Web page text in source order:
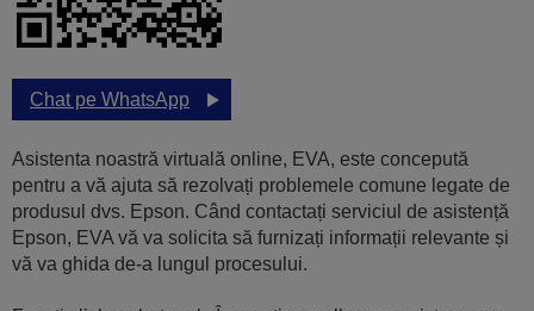
Chat pe WhatsApp
Asistenta noastră virtuală online, EVA, este concepută
pentru a vă ajuta să rezolvați problemele comune legate de
produsul dvs. Epson. Când contactați serviciul de asistență
Epson, EVA vă va solicita să furnizați informații relevante și
vă va ghida de-a lungul procesului.